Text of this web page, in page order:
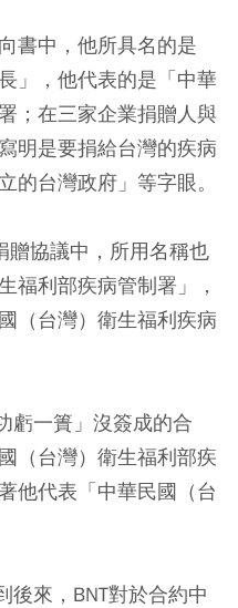
書中，他所具名的是
」，他代表的是「中華
；在三家企業捐贈人與
明是要捐給台灣的疾病
的台灣政府」等字眼。
贈協議中，所用名稱也
福利部疾病管制署」，
（台灣）衛生福利疾病
虧一簣」沒簽成的合
（台灣）衛生福利部疾
他代表「中華民國（台
後來，BNT對於合約中